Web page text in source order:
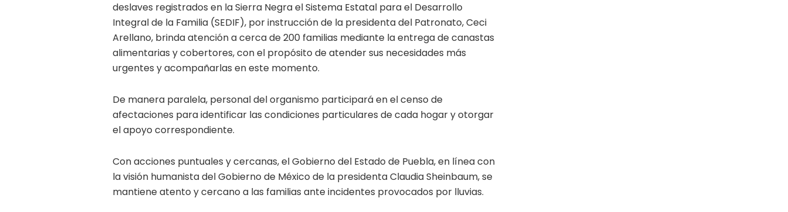
deslaves registrados en la Sierra Negra el Sistema Estatal para el Desarrollo
Integral de la Familia (SEDIF), por instrucción de la presidenta del Patronato, Ceci
Arellano, brinda atención a cerca de 200 familias mediante la entrega de canastas
alimentarias y cobertores, con el propósito de atender sus necesidades más
urgentes y acompañarlas en este momento.
De manera paralela, personal del organismo participará en el censo de
afectaciones para identificar las condiciones particulares de cada hogar y otorgar
el apoyo correspondiente.
Con acciones puntuales y cercanas, el Gobierno del Estado de Puebla, en línea con
la visión humanista del Gobierno de México de la presidenta Claudia Sheinbaum, se
mantiene atento y cercano a las familias ante incidentes provocados por lluvias.